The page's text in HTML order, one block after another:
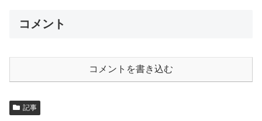
コメント
コメントを書き込む
記事